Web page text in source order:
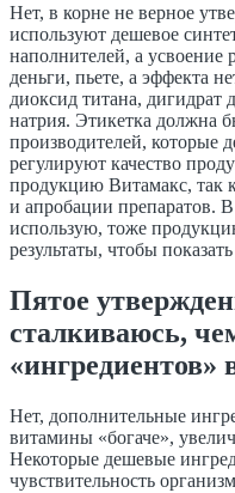
Нет, в корне не верное
используют дешевое
наполнителей, а усвоение
деньги, пьете, а эффекта
диоксид титана, дигидрат
натрия. Этикетка должна
производителей, которые
регулируют качество
продукцию Витамакс, так
и апробации препаратов.
использую, тоже
результаты, чтобы
Пятое
сталкиваюсь,
«ингредиентов»
Нет, дополнительные
витамины «богаче»,
Некоторые дешевые
чувствительность